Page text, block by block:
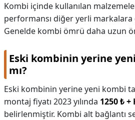
Kombi içinde kullanılan
performansı diğer yerli
Genelde kombi ömrü daha uzun
Eski kombinin yerine
mı?
Eski kombinin yerine yeni kombi
montaj fiyatı 2023 yılında 1250 ₺ +
belirlenmiştir. Kombi alt bağlantı